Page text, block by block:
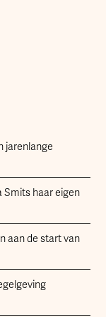
jarenlange
Smits haar eigen
aan de start van